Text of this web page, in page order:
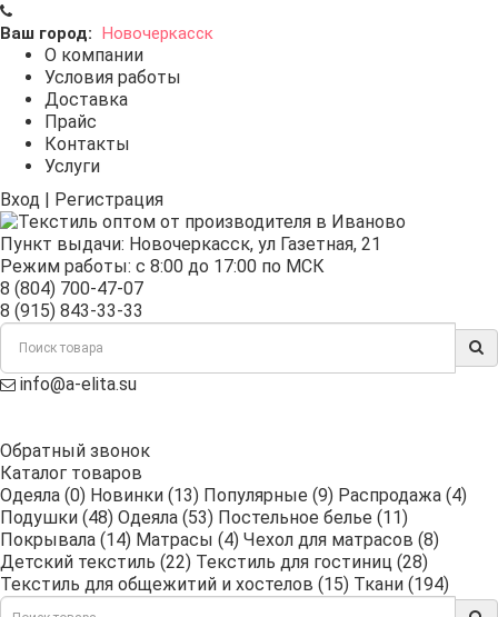
Ваш город: Новочеркасск
О компании
Условия работы
Доставка
Прайс
Контакты
Услуги
Вход | Регистрация
Пункт выдачи: Новочеркасск, ул Газетная, 21
Режим работы: с 8:00 до 17:00 по МСК
8 (804) 700-47-07
8 (915) 843-33-33
info@a-elita.su
Обратный звонок
Каталог товаров
Одеяла (0) Новинки (13) Популярные (9) Распродажа (4)
Подушки (48) Одеяла (53) Постельное белье (11)
Покрывала (14) Матрасы (4) Чехол для матрасов (8)
Детский текстиль (22) Текстиль для гостиниц (28)
Текстиль для общежитий и хостелов (15) Ткани (194)